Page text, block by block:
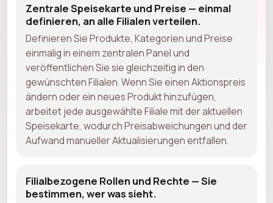
Zentrale Speisekarte und Preise — einmal
definieren, an alle Filialen verteilen.
Definieren Sie Produkte, Kategorien und Preise
einmalig in einem zentralen Panel und
veröffentlichen Sie sie gleichzeitig in den
gewünschten Filialen. Wenn Sie einen Aktionspreis
ändern oder ein neues Produkt hinzufügen,
arbeitet jede ausgewählte Filiale mit der aktuellen
Speisekarte, wodurch Preisabweichungen und der
Aufwand manueller Aktualisierungen entfallen.
Filialbezogene Rollen und Rechte — Sie
bestimmen, wer was sieht.